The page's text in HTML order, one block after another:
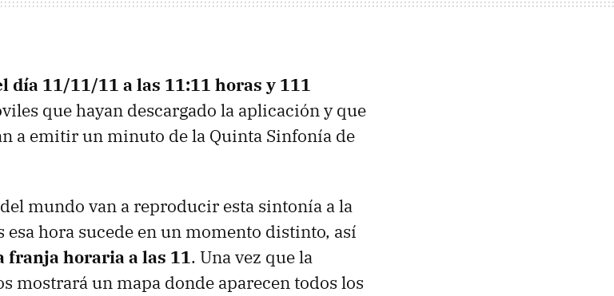
día 11/11/11 a las 11:11 horas y 111
que hayan descargado la aplicación y que
a emitir un minuto de la Quinta Sinfonía de
mundo van a reproducir esta sintonía a la
esa hora sucede en un momento distinto, así
franja horaria a las 11. Una vez que la
mostrará un mapa donde aparecen todos los